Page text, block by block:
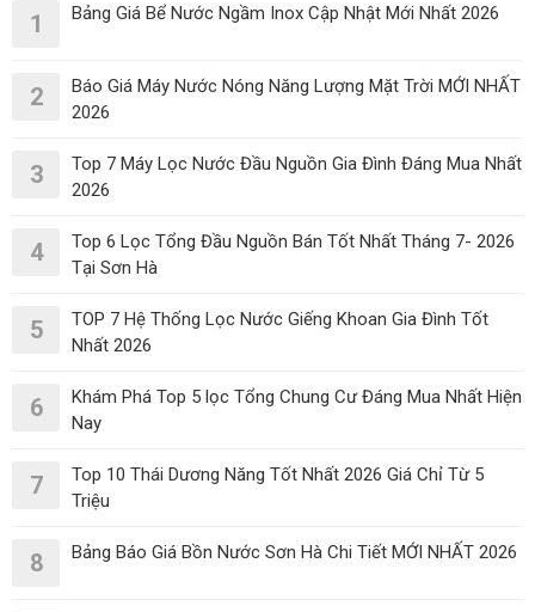
1 Bảng Giá Bể Nước Ngầm Inox Cập Nhật Mới Nhất 2026
2
Báo Giá Máy Nước Nóng Năng Lượng Mặt Trời MỚI NHẤT
2026
3
Top 7 Máy Lọc Nước Đầu Nguồn Gia Đình Đáng Mua Nhất
2026
4
Top 6 Lọc Tổng Đầu Nguồn Bán Tốt Nhất Tháng 7- 2026
Tại Sơn Hà
5
TOP 7 Hệ Thống Lọc Nước Giếng Khoan Gia Đình Tốt
Nhất 2026
6
Khám Phá Top 5 lọc Tổng Chung Cư Đáng Mua Nhất Hiện
Nay
7
Top 10 Thái Dương Năng Tốt Nhất 2026 Giá Chỉ Từ 5
Triệu
8 Bảng Báo Giá Bồn Nước Sơn Hà Chi Tiết MỚI NHẤT 2026